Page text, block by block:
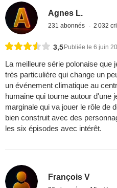
Agnes L.
231 abonnés 2 032
3,5 Publiée le 6 juin
La meilleure série polonaise que
très particulière qui change un
un événement climatique au
humaine qui tourne autour d'une
marginale qui va jouer le rôle de
bien construit avec des
les six épisodes avec intérêt.
François V